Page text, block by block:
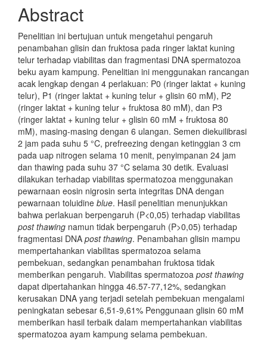
Abstract
Penelitian ini bertujuan untuk mengetahui pengaruh
penambahan glisin dan fruktosa pada ringer laktat kuning
telur terhadap viabilitas dan fragmentasi DNA spermatozoa
beku ayam kampung. Penelitian ini menggunakan rancangan
acak lengkap dengan 4 perlakuan: P0 (ringer laktat + kuning
telur), P1 (ringer laktat + kuning telur + glisin 60 mM), P2
(ringer laktat + kuning telur + fruktosa 80 mM), dan P3
(ringer laktat + kuning telur + glisin 60 mM + fruktosa 80
mM), masing-masing dengan 6 ulangan. Semen diekuilibrasi
2 jam pada suhu 5 °C, prefreezing dengan ketinggian 3 cm
pada uap nitrogen selama 10 menit, penyimpanan 24 jam
dan thawing pada suhu 37 °C selama 30 detik. Evaluasi
dilakukan terhadap viabilitas spermatozoa menggunakan
pewarnaan eosin nigrosin serta integritas DNA dengan
pewarnaan toluidine blue. Hasil penelitian menunjukkan
bahwa perlakuan berpengaruh (P<0,05) terhadap viabilitas
post thawing namun tidak berpengaruh (P>0,05) terhadap
fragmentasi DNA post thawing. Penambahan glisin mampu
mempertahankan viabilitas spermatozoa selama
pembekuan, sedangkan penambahan fruktosa tidak
memberikan pengaruh. Viabilitas spermatozoa post thawing
dapat dipertahankan hingga 46.57-77,12%, sedangkan
kerusakan DNA yang terjadi setelah pembekuan mengalami
peningkatan sebesar 6,51-9,61% Penggunaan glisin 60 mM
memberikan hasil terbaik dalam mempertahankan viabilitas
spermatozoa ayam kampung selama pembekuan.